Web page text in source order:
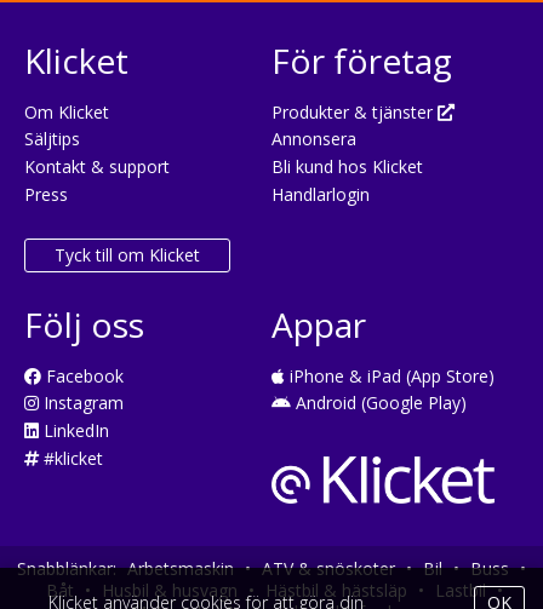
Klicket
Om Klicket
Säljtips
Kontakt & support
Press
Tyck till om Klicket
För företag
Produkter & tjänster
Annonsera
Bli kund hos Klicket
Handlarlogin
Följ oss
Facebook
Instagram
LinkedIn
#klicket
Appar
iPhone & iPad (App Store)
Android (Google Play)
Snabblänkar: Arbetsmaskin • ATV & snöskoter • Bil • Buss •
Båt • Husbil & husvagn • Hästbil & hästsläp • Lastbil •
Klicket använder cookies för att göra din OK